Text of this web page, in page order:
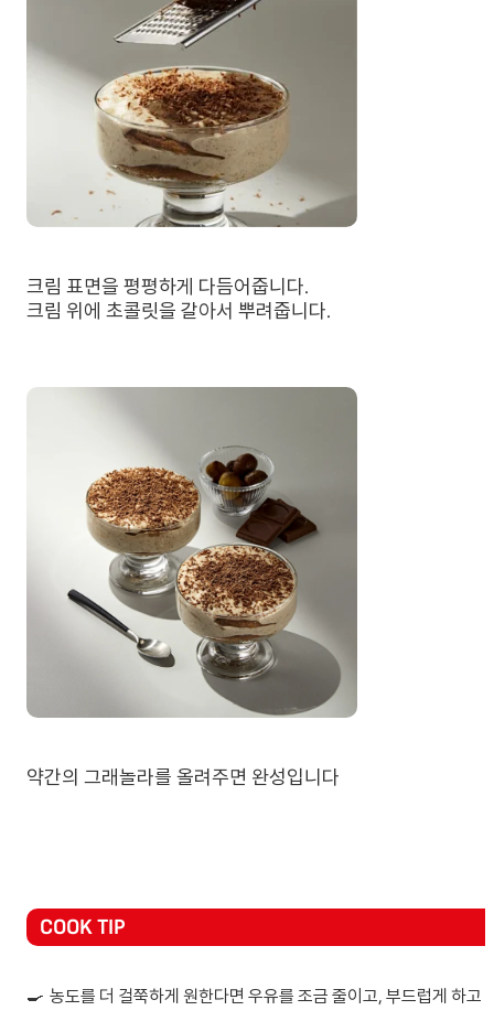
크림 표면을 평평하게 다듬어줍니다.
크림 위에 초콜릿을 갈아서 뿌려줍니다.
약간의 그래놀라를 올려주면 완성입니다
COOK TIP
🍳 농도를 더 걸쭉하게 원한다면 우유를 조금 줄이고, 부드럽게 하고